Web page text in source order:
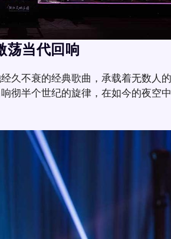
荡当代回响
久不衰的经典歌曲，承载着无数人
彻半个世纪的旋律，在如今的夜空